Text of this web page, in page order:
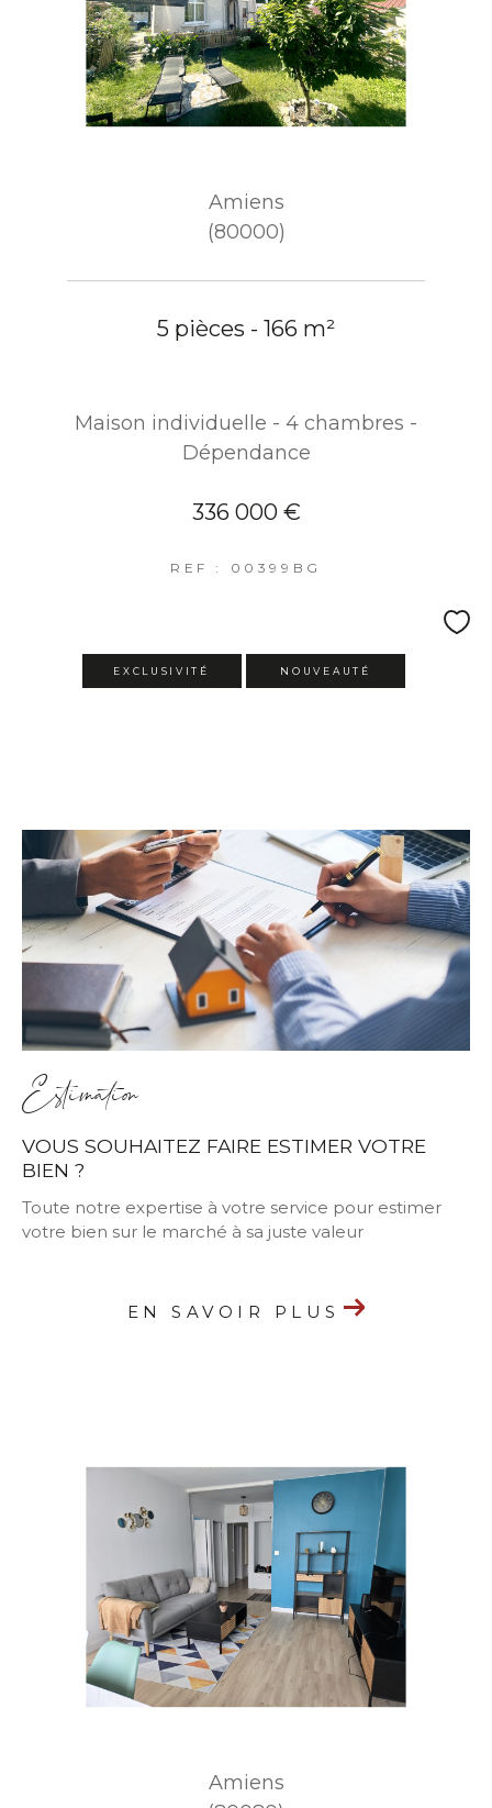
Amiens
(80000)
5 pièces - 166 m²
Maison individuelle - 4 chambres -
Dépendance
336 000 €
REF : 00399BG
EXCLUSIVITÉ NOUVEAUTÉ
Estimation
VOUS SOUHAITEZ FAIRE ESTIMER VOTRE
BIEN ?
Toute notre expertise à votre service pour estimer
votre bien sur le marché à sa juste valeur
EN SAVOIR PLUS
Amiens